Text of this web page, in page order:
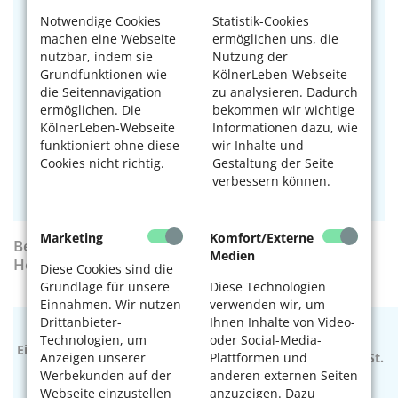
Notwendige Cookies
machen eine Webseite
nutzbar, indem sie
Grundfunktionen wie
die Seitennavigation
ermöglichen. Die
KölnerLeben-Webseite
funktioniert ohne diese
Cookies nicht richtig.
Statistik-Cookies
ermöglichen uns, die
Nutzung der
KölnerLeben-Webseite
zu analysieren. Dadurch
bekommen wir wichtige
Informationen dazu, wie
wir Inhalte und
Gestaltung der Seite
verbessern können.
Marketing
Diese Cookies sind die
Grundlage für unsere
Einnahmen. Wir nutzen
Drittanbieter-
Technologien, um
Anzeigen unserer
Werbekunden auf der
Webseite einzustellen
Komfort/Externe
Medien
Diese Technologien
verwenden wir, um
Ihnen Inhalte von Video-
oder Social-Media-
Plattformen und
anderen externen Seiten
anzuzeigen. Dazu
Kostenbeispiele für einen Heimplatz
Wie viel ein Platz im Pflegeheim kostet, variiert. Die
Pflegekassen übernehmen die Kosten für die Pflege je
nach Pflegegrad. Aber für den übrigen Teil ist der
Bewohner zuständig: für die Kosten der Unterkunft,
die Verpflegung, die Investitionskosten und die
Ausbildungspauschale. Die im Folgenden
aufgeführten Rechnungen sind Beispiele für
Einzelzimmer ohne hinzubuchbare Zusatzleistungen.
Beispielrechnung für einen stationären
Heimplatzfür Pflegegrade II–V (in Euro)
Einrichtung
Senioren-
residenz
Curanum
Köln
am Rhein*
AWO Marie
Jucharcz
Zentrum
Caritas
Alten
zentrum St.
Heribert